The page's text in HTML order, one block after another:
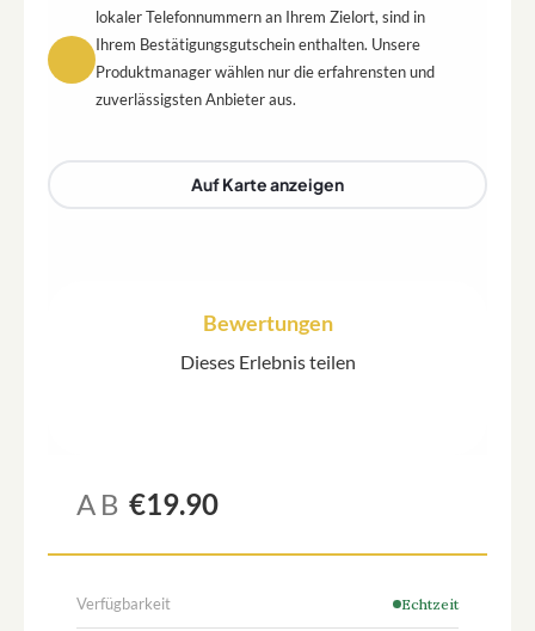
lokaler Telefonnummern an Ihrem Zielort, sind in
Ihrem Bestätigungsgutschein enthalten. Unsere
Produktmanager wählen nur die erfahrensten und
zuverlässigsten Anbieter aus.
Auf Karte anzeigen
Bewertungen
Dieses Erlebnis teilen
AB €19.90
Verfügbarkeit Echtzeit